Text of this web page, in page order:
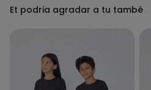
Et podria agradar a tu també